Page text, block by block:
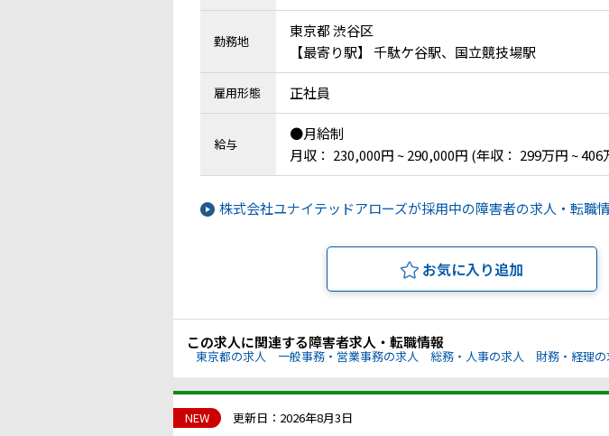
勤務地
東京都 渋谷区
【最寄り駅】 千駄ケ谷駅、国立競技場駅
雇用形態 正社員
給与
●月給制
月収： 230,000円 ~ 290,000円 (年収： 299万円 ~ 406
株式会社ユナイテッドアローズが採用中の障害者の求人・転職
お気に入り追加
この求人に関連する障害者求人・転職情報
東京都の求人 一般事務・営業事務の求人 総務・人事の求人 財務・経理の
NEW 更新日：2026年8月3日